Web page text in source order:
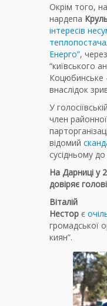
Окрім того,
нардепа
інтересів
Енерго”,
“київського
Коцюбинське
внаслідок
У
член районної
відомий
сусідньому
На Дарниці у
довіряє
Віталій
Нестор є
громадської
киян”.